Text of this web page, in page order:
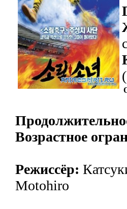
Возрастное
Режиссёр:
Motohiro